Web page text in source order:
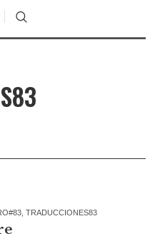
TRADUCCIONES83